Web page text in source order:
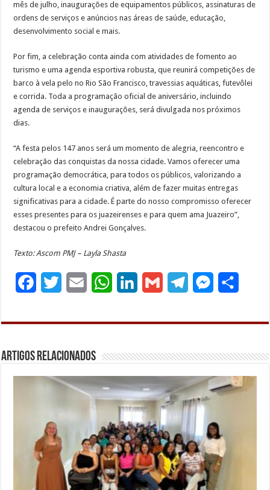
mês de julho, inaugurações de equipamentos públicos, assinaturas de
ordens de serviços e anúncios nas áreas de saúde, educação,
desenvolvimento social e mais.
Por fim, a celebração conta ainda com atividades de fomento ao
turismo e uma agenda esportiva robusta, que reunirá competições de
barco à vela pelo no Rio São Francisco, travessias aquáticas, futevôlei
e corrida. Toda a programação oficial de aniversário, incluindo
agenda de serviços e inaugurações, será divulgada nos próximos
dias.
“A festa pelos 147 anos será um momento de alegria, reencontro e
celebração das conquistas da nossa cidade. Vamos oferecer uma
programação democrática, para todos os públicos, valorizando a
cultura local e a economia criativa, além de fazer muitas entregas
significativas para a cidade. É parte do nosso compromisso oferecer
esses presentes para os juazeirenses e para quem ama Juazeiro”,
destacou o prefeito Andrei Gonçalves.
Texto: Ascom PMJ – Layla Shasta
c
b
o
i
t
e
a
l
W
a
s
A
p
p
n
e
d
I
n
a
l
l
g
r
a
M
s
e
n
e
r
a
e
Artigos Relacionados